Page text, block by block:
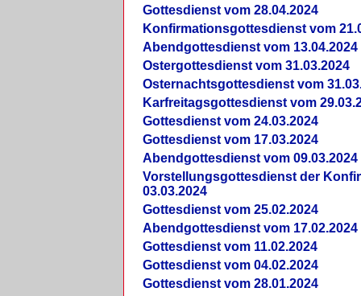
Gottesdienst vom 28.04.2024
Konfirmationsgottesdienst vom
Abendgottesdienst vom 13.04.2024
Ostergottesdienst vom 31.03.2024
Osternachtsgottesdienst vom
Karfreitagsgottesdienst vom
Gottesdienst vom 24.03.2024
Gottesdienst vom 17.03.2024
Abendgottesdienst vom 09.03.2024
Vorstellungsgottesdienst der
03.03.2024
Gottesdienst vom 25.02.2024
Abendgottesdienst vom 17.02.2024
Gottesdienst vom 11.02.2024
Gottesdienst vom 04.02.2024
Gottesdienst vom 28.01.2024